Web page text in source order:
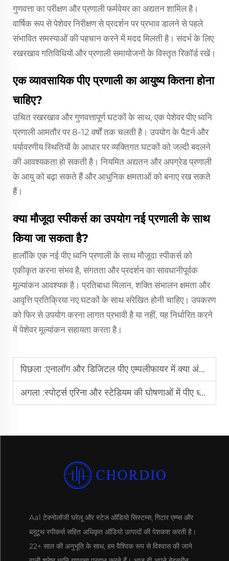
गुणवत्ता का परीक्षण और प्रणाली फर्मवेयर का अद्यतन शामिल है।
वार्षिक रूप से पेशेवर निरीक्षण से प्रदर्शन पर प्रभाव डालने से पहले
संभावित समस्याओं की पहचान करने में मदद मिलती है। संदर्भ के लिए
रखरखाव गतिविधियों और प्रणाली समायोजनों के विस्तृत रिकॉर्ड रखें।
एक व्यावसायिक पीए प्रणाली का आयुष्य कितना होना
चाहिए?
उचित रखरखाव और गुणवत्तापूर्ण घटकों के साथ, एक पेशेवर पीए ध्वनि
प्रणाली आमतौर पर 8-12 वर्षों तक चलती है। उपयोग के पैटर्न और
पर्यावरणीय स्थितियों के आधार पर व्यक्तिगत घटकों को जल्दी बदलने
की आवश्यकता हो सकती है। नियमित अद्यतन और अपग्रेड प्रणाली
के आयु को बढ़ा सकते हैं और आधुनिक क्षमताओं को बनाए रख सकते
हैं।
क्या मौजूदा स्पीकर्स का उपयोग नई प्रणाली के साथ
किया जा सकता है?
हालाँकि एक नई पीए ध्वनि प्रणाली के साथ मौजूदा स्पीकर्स को
एकीकृत करना संभव है, संगतता और प्रदर्शन का सावधानीपूर्वक
मूल्यांकन आवश्यक है। प्रतिबाधा मिलान, शक्ति संभालन क्षमता और
आवृत्ति प्रतिक्रिया नए घटकों के साथ संरेखित होनी चाहिए। उपकरण
को फिर से उपयोग करना लागत प्रभावी है या नहीं, यह निर्धारित करने
में पेशेवर मूल्यांकन सहायता करता है।
पिछला :एनालॉग और डिजिटल पीए एम्पलीफायर में क्या अंतर है?
अगला :स्पोर्ट्स एरिना और स्टेडियम की घोषणाओं में पीए ध्वनि प्रणाली क्यों महत्वपूर्ण है
Aa1 टेक्नोलॉजी घरेलू और स्टेज ऑडियो सिस्टम्स, गिटार एम्प्स और
ब्लूटूथ स्पीकर्स सहित अधिकृत ऑडियो उत्पादों की पेशकश करती है।
22+ साल की अनुभूति के साथ, हम वैश्विक रूप से विश्वास की जाने